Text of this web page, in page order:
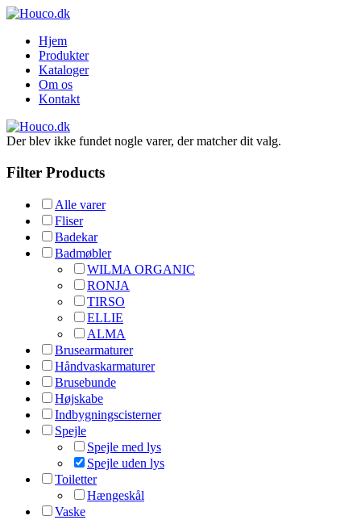
Hjem
Produkter
Kataloger
Om os
Kontakt
Der blev ikke fundet nogle varer, der matcher dit valg.
Filter Products
Alle varer
Fliser
Badekar
Badmøbler
WILMA ORGANIC
RONJA
TIRSO
ELLIE
ALMA
Brusearmaturer
Håndvaskarmaturer
Brusebunde
Højskabe
Indbygningscisterner
Spejle
Spejle med lys
Spejle uden lys
Toiletter
Hængeskål
Vaske